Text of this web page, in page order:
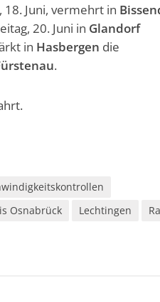
Juni, vermehrt in
20. Juni in Glandorf
in Hasbergen die
.
Osnabrück Lechtingen